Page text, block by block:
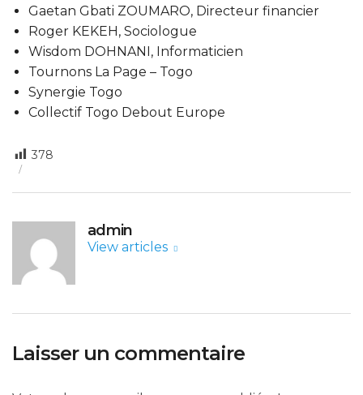
Gaetan Gbati ZOUMARO, Directeur financier
Roger KEKEH, Sociologue
Wisdom DOHNANI, Informaticien
Tournons La Page – Togo
Synergie Togo
Collectif Togo Debout Europe
378
admin
View articles
Laisser un commentaire